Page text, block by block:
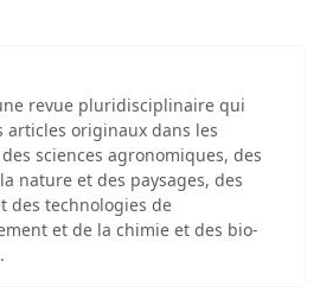
revue pluridisciplinaire qui
articles originaux dans les
sciences agronomiques, des
nature et des paysages, des
des technologies de
et de la chimie et des bio-